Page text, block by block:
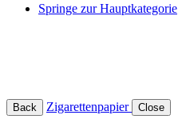
Springe zur Hauptkategorie
Back Zigarettenpapier Close